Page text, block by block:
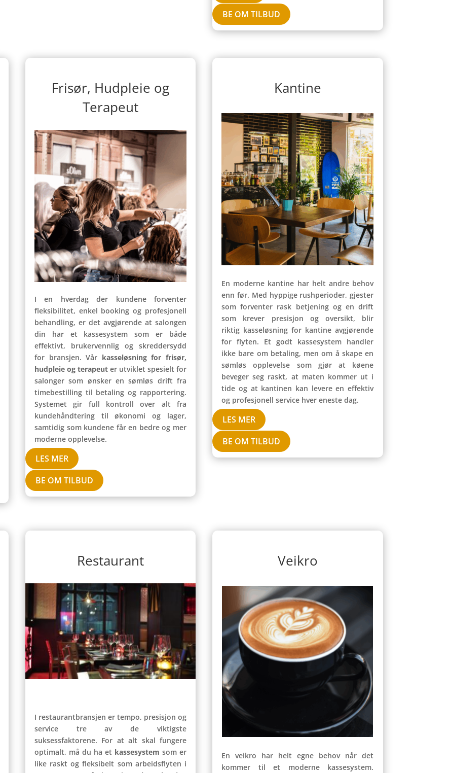
BE OM TILBUD
Frisør, Hudpleie og
Terapeut
I en hverdag der kundene forventer
fleksibilitet, enkel booking og profesjonell
behandling, er det avgjørende at salongen
din har et kassesystem som er både
effektivt, brukervennlig og skreddersydd
for bransjen. Vår kasseløsning for frisør,
hudpleie og terapeuter utviklet spesielt for
salonger som ønsker en sømløs drift fra
timebestilling til betaling og rapportering.
Systemet gir full kontroll over alt fra
kundehåndtering til økonomi og lager,
samtidig som kundene får en bedre og mer
moderne opplevelse.
LES MER
BE OM TILBUD
Kantine
En moderne kantine har helt andre behov
enn før. Med hyppige rushperioder, gjester
som forventer rask betjening og en drift
som krever presisjon og oversikt, blir
riktig kasseløsning for kantine avgjørende
for flyten. Et godt kassesystem handler
ikke bare om betaling, men om å skape en
sømløs opplevelse som gjør at køene
beveger seg raskt, at maten kommer ut i
tide og at kantinen kan levere en effektiv
og profesjonell service hver eneste dag.
LES MER
BE OM TILBUD
Restaurant
I restaurantbransjen er tempo, presisjon og
service tre av de viktigste
suksessfaktorene. For at alt skal fungere
optimalt, må du ha et kassesystem som er
like raskt og fleksibelt som arbeidsflyten i
Veikro
En veikro har helt egne behov når det
kommer til et moderne kassesystem.